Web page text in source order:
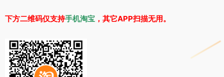
下方二维码仅支持手机淘宝 ，其它APP扫描无用。